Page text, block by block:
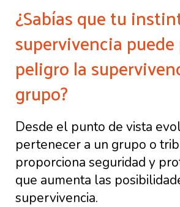
¿Sabías que tu
supervivencia
peligro la
grupo?
Desde el punto de vista
pertenecer a un grupo o
proporciona seguridad y
que aumenta las
supervivencia.